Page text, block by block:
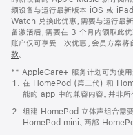
脚
频设备与运行最新版本 iOS 或
Watch 兑换此优惠，需要与运行最
备激活后，需要在 3 个月内领取此
账户仅可享受一次优惠。会员方案将
款。
窗
口
中
打
开)
** AppleCare+ 服务计划可为使用
在 HomePod (第二代) 和
能的 app 中的兼容内容。并非所
组建 HomePod 立体声组合需
HomePod mini、两部